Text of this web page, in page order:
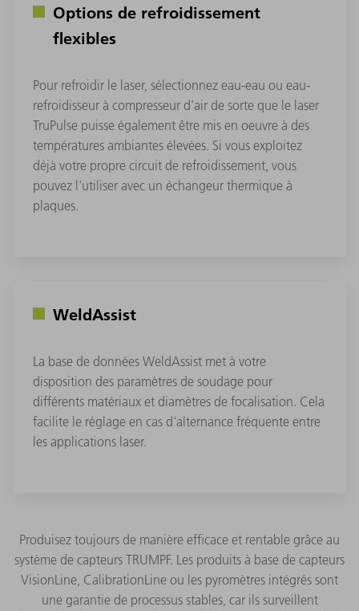
Options de refroidissement
flexibles
Pour refroidir le laser, sélectionnez eau-eau ou eau-
refroidisseur à compresseur d'air de sorte que le laser
TruPulse puisse également être mis en oeuvre à des
températures ambiantes élevées. Si vous exploitez
déjà votre propre circuit de refroidissement, vous
pouvez l'utiliser avec un échangeur thermique à
plaques.
WeldAssist
La base de données WeldAssist met à votre
disposition des paramètres de soudage pour
différents matériaux et diamètres de focalisation. Cela
facilite le réglage en cas d'alternance fréquente entre
les applications laser.
Produisez toujours de manière efficace et rentable grâce au
système de capteurs TRUMPF. Les produits à base de capteurs
VisionLine, CalibrationLine ou les pyromètres intégrés sont
une garantie de processus stables, car ils surveillent